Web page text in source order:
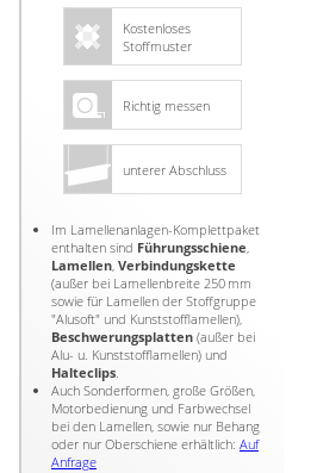
Kostenloses
Stoffmuster
Richtig messen
unterer Abschluss
Im Lamellenanlagen-Komplettpaket
enthalten sind Führungs­schiene,
Lamellen, Verbindungs­kette
(außer bei Lamellenbreite 250 mm
sowie für Lamellen der Stoffgruppe
"Alusoft" und Kunststofflamellen),
Beschwerungs­platten(außer bei
Alu- u. Kunststofflamellen) und
Halte­clips.
Auch Sonder­formen, große Größen,
Motor­bedienung und Farb­wechsel
bei den Lamellen, sowie nur Behang
oder nur Ober­schiene erhältlich: Auf
Anfrage